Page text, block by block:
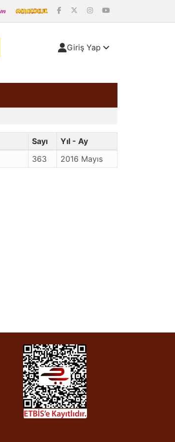
Giriş Yap
Sayı
Yıl - Ay
363 2016 Mayıs